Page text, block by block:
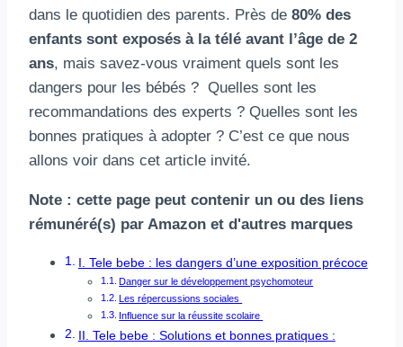
dans le quotidien des parents. Près de 80% des
enfants sont exposés à la télé avant l’âge de 2
ans, mais savez-vous vraiment quels sont les
dangers pour les bébés ? Quelles sont les
recommandations des experts ? Quelles sont les
bonnes pratiques à adopter ? C’est ce que nous
allons voir dans cet article invité.
Note : cette page peut contenir un ou des liens
rémunéré(s) par Amazon et d'autres marques
I. Tele bebe : les dangers d’une exposition précoce
Danger sur le développement psychomoteur
Les répercussions sociales
Influence sur la réussite scolaire
II. Tele bebe : Solutions et bonnes pratiques :